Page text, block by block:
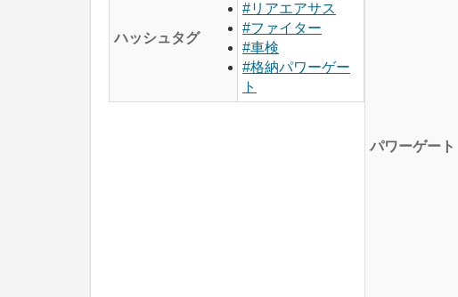
ハッシュタグ
#リアエアサス
#ファイター
#車検
#格納パワーゲー
ト
パワーゲート